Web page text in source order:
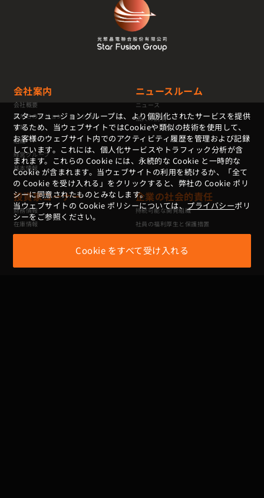
スターフュージョングループは、より個別化されたサービスを提供
するため、当ウェブサイトではCookieや類似の技術を使用して、
お客様のウェブサイト内でのアクティビティ履歴を管理および記録
しています。これには、個人化サービスやトラフィック分析が含
まれます。これらの Cookie には、永続的な Cookie と一時的な
Cookie が含まれます。当ウェブサイトの利用を続けるか、「全て
の Cookie を受け入れる」をクリックすると、弊社の Cookie ポリ
シーに同意されたものとみなします。
当ウェブサイトの Cookie ポリシーについては、プライバシーポリ
シーをご参照ください。
Cookie をすべて受け入れる
会社案内
会社概要
私たちのビジョン・ミッション
沿革
組織
経営グループ
基本情報
ニュースルーム
ニュース
法人の説明
投資家コーナー
財務情報
在庫情報
主要な情報発表
投資家の連絡先ウィンドウ
企業の社会的責任
持続可能な開発組織
社員の福利厚生と保護措置
供給業者管理方針